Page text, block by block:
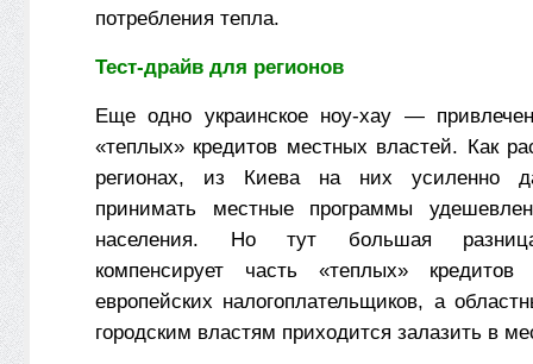
потребления тепла.
Тест-драйв для регионов
Еще одно украинское ноу-хау —
«теплых» кредитов местных властей. Как
регионах, из Киева на них усиленно
принимать местные программы
населения. Но тут большая
компенсирует часть «теплых»
европейских налогоплательщиков, а
городским властям приходится залазить в